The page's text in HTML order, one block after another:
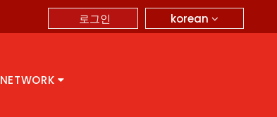
korean
로그인
NETWORK